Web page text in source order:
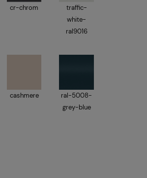
cr-chrom
traffic-
white-
ral9016
cashmere
ral-5008-
grey-blue